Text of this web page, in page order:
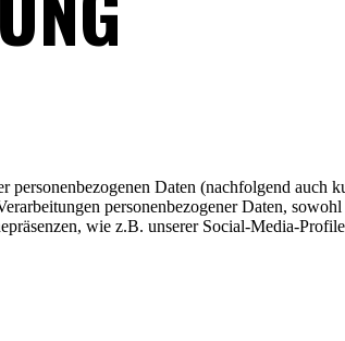
Daten (nachfolgend auch
personenbezogener Daten,
wie z.B. unserer Social-Media-